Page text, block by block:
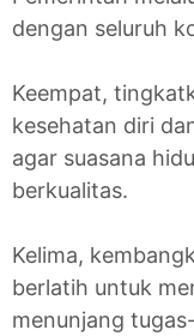
dengan seluruh
Keempat,
kesehatan diri
agar suasana
berkualitas.
Kelima,
berlatih untuk
menunjang